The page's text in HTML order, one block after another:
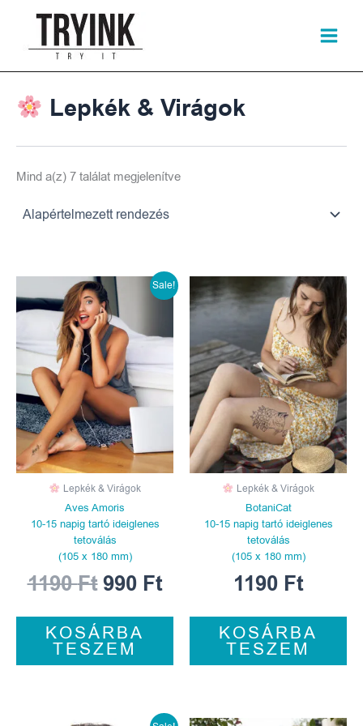
content
Lepkék & Virágok
Mind a(z) 7 találat megjelenítve
Sale!
Lepkék & Virágok
Aves Amoris
10-15 napig tartó ideiglenes
tetoválás
(105 x 180 mm)
1190Ft
Original
price
was:
1190 Ft.
990 Ft
Current
price
is:
990 Ft.
KOSÁRBA
TESZEM
Lepkék & Virágok
BotaniCat
10-15 napig tartó ideiglenes
tetoválás
(105 x 180 mm)
1190 Ft
KOSÁRBA
TESZEM